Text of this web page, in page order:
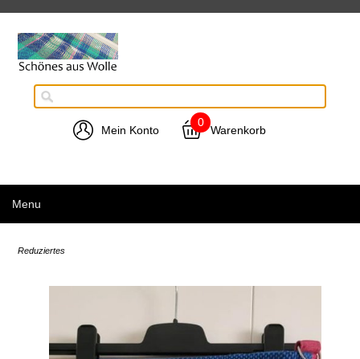
Mein Konto
0
Warenkorb
Menu
Reduziertes